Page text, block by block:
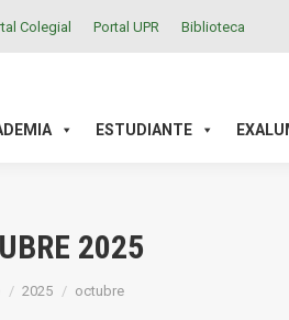
Colegial Portal UPR Biblioteca
ESTUDIANTE
2025
here:
2025 octubre